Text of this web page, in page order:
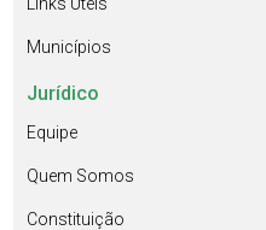
Municípios
Jurídico
Equipe
Quem Somos
Constituição